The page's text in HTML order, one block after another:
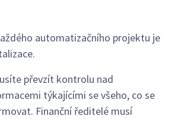
automatizačního projektu je
převzít kontrolu nad
týkajícími se všeho, co se
Finanční ředitelé musí